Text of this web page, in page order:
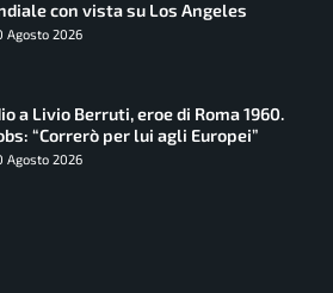
con vista su Los Angeles
Agosto 2026
a Livio Berruti, eroe di Roma 1960.
“Correrò per lui agli Europei”
Agosto 2026